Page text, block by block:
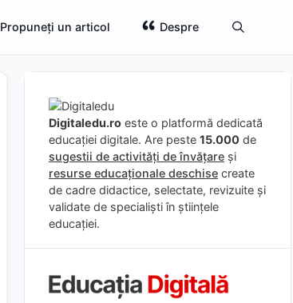
Propuneți un articol Despre
Digitaledu.ro este o platformă dedicată
educației digitale. Are peste 15.000 de
sugestii de activități de învățare și
resurse educaționale deschise create
de cadre didactice, selectate, revizuite și
validate de specialiști în științele
educației.